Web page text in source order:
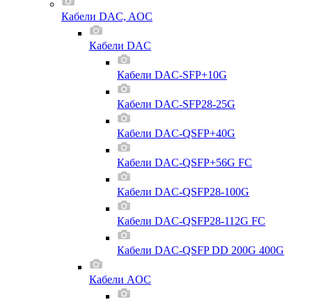
Кабели DAC, AOC
Кабели DAC
Кабели DAC-SFP+10G
Кабели DAC-SFP28-25G
Кабели DAC-QSFP+40G
Кабели DAC-QSFP+56G FC
Кабели DAC-QSFP28-100G
Кабели DAC-QSFP28-112G FC
Кабели DAC-QSFP DD 200G 400G
Кабели AOC